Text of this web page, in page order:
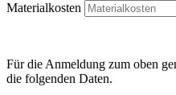
Materialkosten
Für die Anmeldung zum oben
die folgenden Daten.